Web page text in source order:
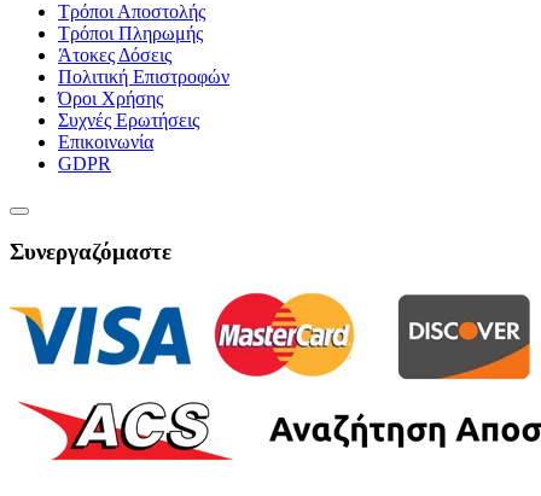
Τρόποι Αποστολής
Τρόποι Πληρωμής
Άτοκες Δόσεις
Πολιτική Επιστροφών
Όροι Χρήσης
Συχνές Ερωτήσεις
Επικοινωνία
GDPR
Συνεργαζόμαστε